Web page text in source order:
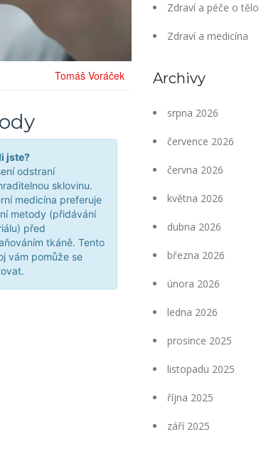
Tomáš Voráček
jste?
odstraní
sklovinu.
medicína preferuje
metody (přidávání
před
tkáně. Tento
vám pomůže se
Zdraví a péče o tělo
Zdraví a medicína
Archivy
srpna 2026
července 2026
června 2026
května 2026
dubna 2026
března 2026
února 2026
ledna 2026
prosince 2025
listopadu 2025
října 2025
září 2025